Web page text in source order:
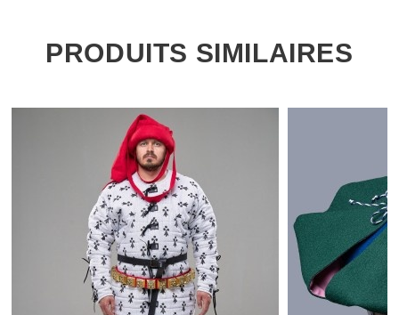
PRODUITS SIMILAIRES